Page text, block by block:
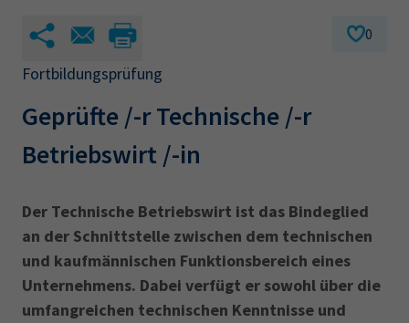
Aus- & Fortbildung
Berufszugang
Ratgeber
Service & Anträge
Über uns
Leichte Sprache
Hier können Sie auch aus den meistgesuchten
34a 34c Ausbildungsvertrag
Fachwirt
AdA
34d
Prüfungstermine
Wirtschaftsfachwirt
34f
Negativerklärung
0
Fortbildungsprüfung
Geprüfte /-r Technische /-r
Betriebswirt /-in
Der Technische Betriebswirt ist das Bindeglied
an der Schnittstelle zwischen dem technischen
und kaufmännischen Funktionsbereich eines
Unternehmens. Dabei verfügt er sowohl über die
umfangreichen technischen Kenntnisse und